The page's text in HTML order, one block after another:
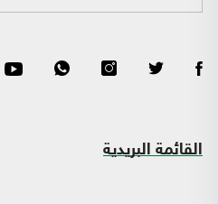
القائمة البريدية